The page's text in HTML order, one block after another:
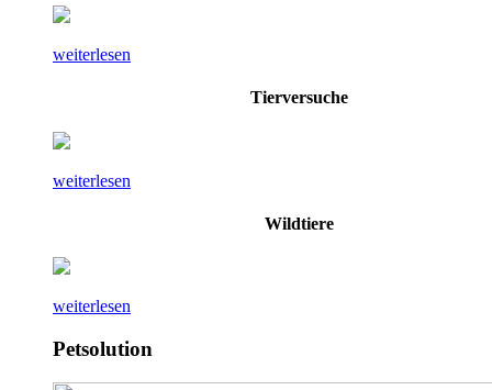
weiterlesen
Tierversuche
weiterlesen
Wildtiere
weiterlesen
Petsolution